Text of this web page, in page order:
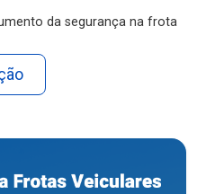
da segurança na frota